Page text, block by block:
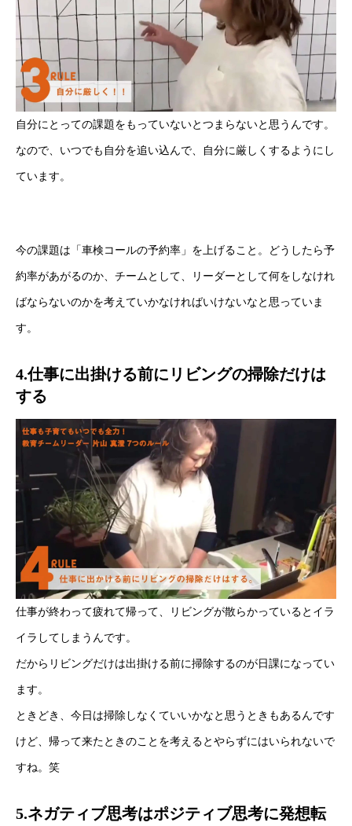
自分にとっての課題をもっていないとつまらないと思うんです。
なので、いつでも自分を追い込んで、自分に厳しくするようにし
ています。
今の課題は「車検コールの予約率」を上げること。どうしたら予
約率があがるのか、チームとして、リーダーとして何をしなけれ
ばならないのかを考えていかなければいけないなと思っていま
す。
4.仕事に出掛ける前にリビングの掃除だけは
する
仕事が終わって疲れて帰って、リビングが散らかっているとイラ
イラしてしまうんです。
だからリビングだけは出掛ける前に掃除するのが日課になってい
ます。
ときどき、今日は掃除しなくていいかなと思うときもあるんです
けど、帰って来たときのことを考えるとやらずにはいられないで
すね。笑
5.ネガティブ思考はポジティブ思考に発想転